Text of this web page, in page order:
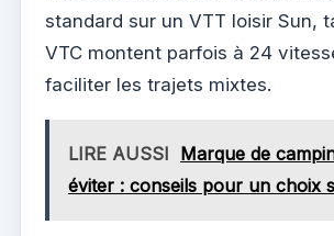
standard sur un VTT loisir Sun,
VTC montent parfois à 24
faciliter les trajets mixtes.
LIRE AUSSI Marque de
éviter : conseils pour un choix